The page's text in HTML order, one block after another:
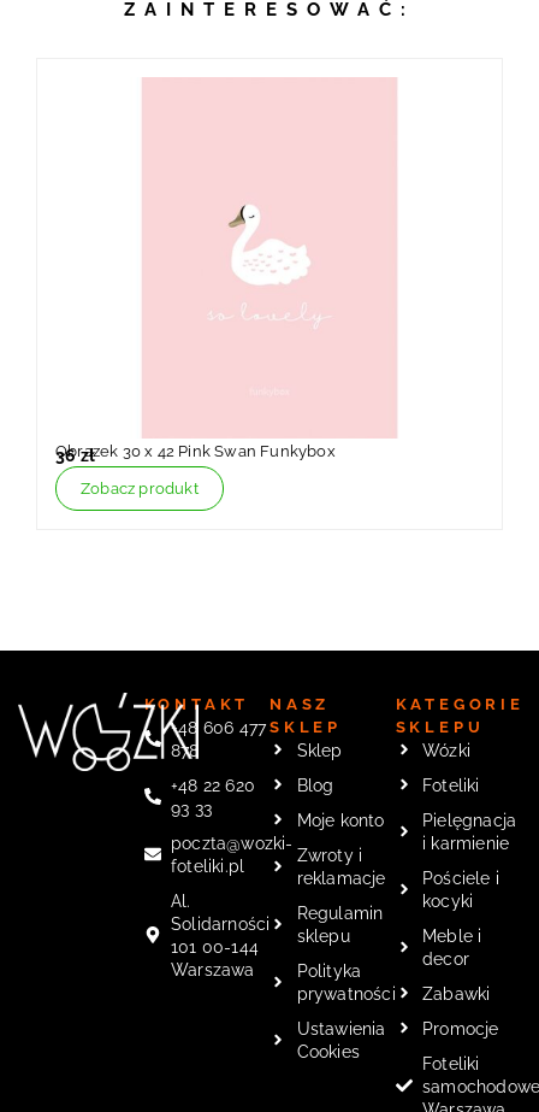
ZAINTERESOWAĆ:
Obrazek 30 x 42 Pink Swan Funkybox
36zł
Zobacz produkt
NASZ
SKLEP
Sklep
Blog
Moje konto
Zwroty i
reklamacje
Regulamin
sklepu
Polityka
prywatności
Ustawienia
Cookies
KATEGORIE
SKLEPU
Wózki
Foteliki
Pielęgnacja
i karmienie
Pościele i
kocyki
Meble i
decor
Zabawki
Promocje
Foteliki
KONTAKT
+48 606 477
878
+48 22 620
93 33
poczta@wozki-
foteliki.pl
Al.
Solidarności
101 00-144
Warszawa